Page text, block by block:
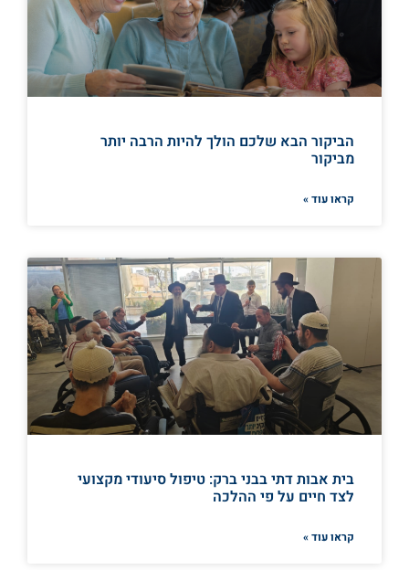
הביקור הבא שלכם הולך להיות הרבה יותר
מביקור
קראו עוד »
בית אבות דתי בבני ברק: טיפול סיעודי מקצועי
לצד חיים על פי ההלכה
קראו עוד »